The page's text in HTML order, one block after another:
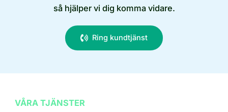
så hjälper vi dig komma vidare.
Ring kundtjänst
VÅRA TJÄNSTER